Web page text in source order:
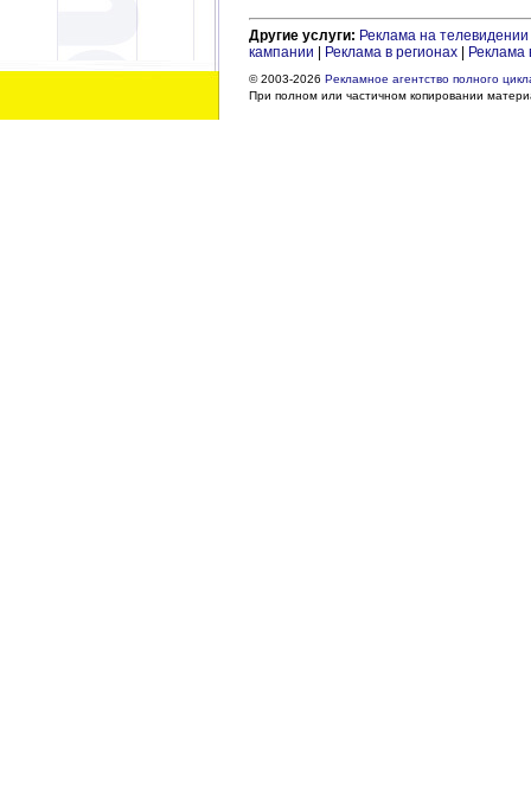
Другие услуги: Реклама на телевидении
кампании
Реклама в регионах Реклама
© 2003-2026 Рекламное агентство полного
При полном или частичном копировании